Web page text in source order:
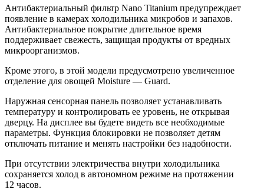
Антибактериальный фильтр Nano Titanium предупреждает
появление в камерах холодильника микробов и запахов.
Антибактериальное покрытие длительное время
поддерживает свежесть, защищая продукты от вредных
микроорганизмов.
Кроме этого, в этой модели предусмотрено увеличенное
отделение для овощей Moisture — Guard.
Наружная сенсорная панель позволяет устанавливать
температуру и контролировать ее уровень, не открывая
дверцу. На дисплее вы будете видеть все необходимые
параметры. Функция блокировки не позволяет детям
отключать питание и менять настройки без надобности.
При отсутствии электричества внутри холодильника
сохраняется холод в автономном режиме на протяжении
12 часов.